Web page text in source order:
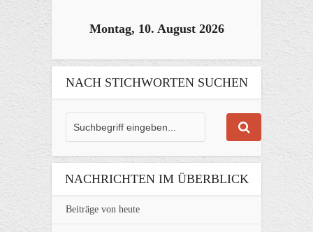
Montag, 10. August 2026
NACH STICHWORTEN SUCHEN
NACHRICHTEN IM ÜBERBLICK
Beiträge von heute